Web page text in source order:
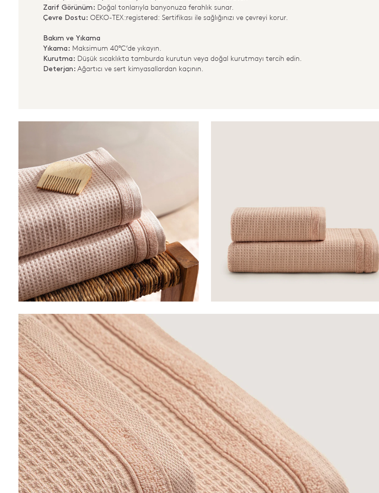
Zarif Görünüm: Doğal tonlarıyla banyonuza ferahlık sunar.
Çevre Dostu: OEKO-TEX:registered: Sertifikası ile sağlığınızı ve çevreyi korur.
Bakım ve Yıkama
Yıkama: Maksimum 40°C’de yıkayın.
Kurutma: Düşük sıcaklıkta tamburda kurutun veya doğal kurutmayı tercih edin.
Deterjan: Ağartıcı ve sert kimyasallardan kaçının.